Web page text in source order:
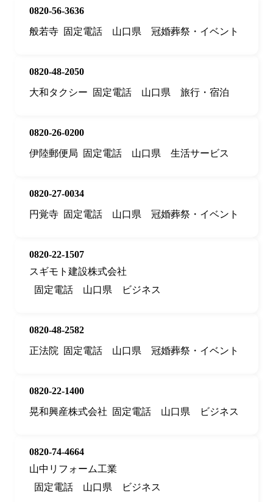
0820-56-3636
般若寺 固定電話 山口県 冠婚葬祭・イベント
0820-48-2050
大和タクシー
固定電話 山口県 旅行・宿泊
0820-26-0200
伊陸郵便局
固定電話 山口県 生活サービス
0820-27-0034
円覚寺 固定電話 山口県 冠婚葬祭・イベント
0820-22-1507
スギモト建設株式会社
固定電話
山口県 ビジネス
0820-48-2582
正法院
固定電話 山口県 冠婚葬祭・イベント
0820-22-1400
晃和興産株式会社
固定電話 山口県 ビジネス
0820-74-4664
山中リフォーム工業
固定電話
山口県 ビジネス